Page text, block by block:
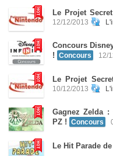
Le Projet
12/12/2013
Concours
!
Concours 12/
Le Projet
10/12/2013
Gagnez Zelda :
PZ !
Concours
Le Hit Parade